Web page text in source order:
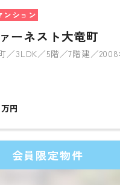
ンション
ーネスト大竜町
／3LDK／5階／7階建／
万円
会員限定物件